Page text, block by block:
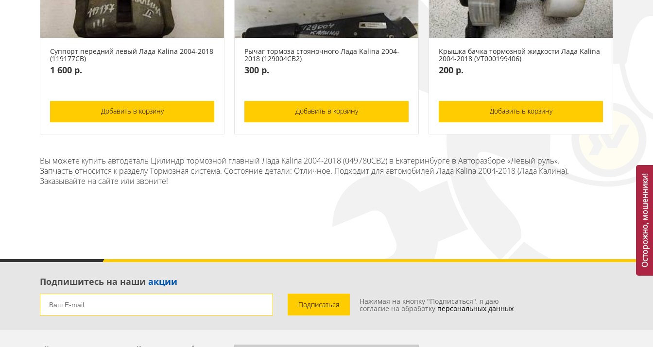
Суппорт передний левый Лада Kalina 2004-2018
(119177СВ)
1 600 р.
Добавить в корзину
Рычаг тормоза стояночного Лада Kalina 2004-
2018 (129004СВ2)
300 р.
Добавить в корзину
Крышка бачка тормозной жидкости Лада Kalina
2004-2018 (УТ000199406)
200 р.
Добавить в корзину
Вы можете купить автодеталь Цилиндр тормозной главный Лада Kalina 2004-2018 (049780СВ2) в Екатеринбурге в Авторазборе «Левый руль».
Запчасть относится к разделу Тормозная система. Состояние детали: Отличное. Подходит для автомобилей Лада Kalina 2004-2018 (Лада Калина).
Заказывайте на сайте или звоните!
Подпишитесь на наши акции
Подписаться Нажимая на кнопку "Подписаться", я даю
согласие на обработку персональных данных
Осторожно, мошенники!